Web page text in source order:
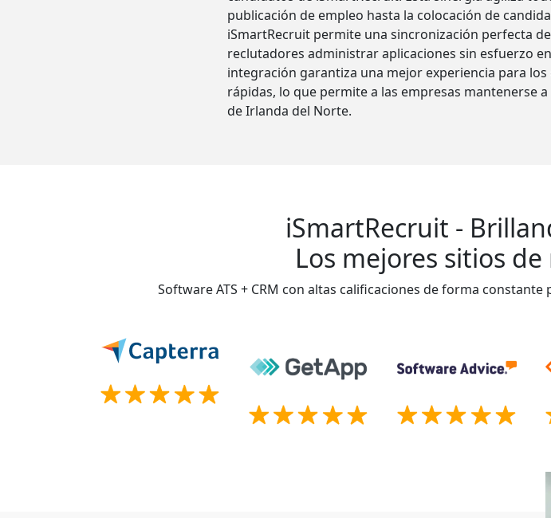
publicación de empleo hasta la colocación de
iSmartRecruit permite una sincronización perfecta
reclutadores administrar aplicaciones sin esfuerzo
integración garantiza una mejor experiencia para
rápidas, lo que permite a las empresas mantenerse
de Irlanda del Norte.
iSmartRecruit -
Los mejores sitios
Software ATS + CRM con altas calificaciones de forma